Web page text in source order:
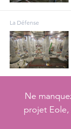
La Défense
Ne
projet Eole,